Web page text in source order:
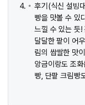
후기(식신 설빙
빵을 맛볼 수 있
느낄 수 있는 듯!
달달한 팥이 어
림의 쌉쌀한 맛
앙금이랑도 조
빵, 단팥 크림빵